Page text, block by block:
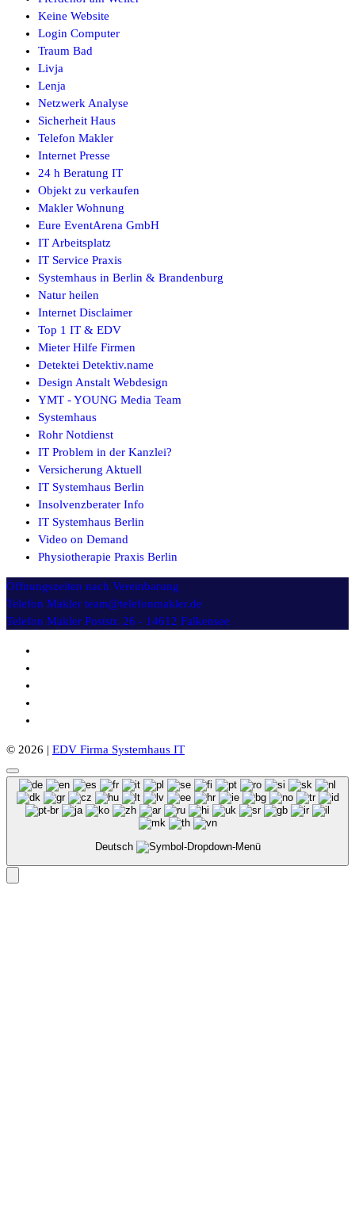
Keine Website
Login Computer
Traum Bad
Livja
Lenja
Netzwerk Analyse
Sicherheit Haus
Telefon Makler
Internet Presse
24 h Beratung IT
Objekt zu verkaufen
Makler Wohnung
Eure EventArena GmbH
IT Arbeitsplatz
IT Service Praxis
Systemhaus in Berlin & Brandenburg
Natur heilen
Internet Disclaimer
Top 1 IT & EDV
Mieter Hilfe Firmen
Detektei Detektiv.name
Design Anstalt Webdesign
YMT - YOUNG Media Team
Systemhaus
Rohr Notdienst
IT Problem in der Kanzlei?
Versicherung Aktuell
IT Systemhaus Berlin
Insolvenzberater Info
IT Systemhaus Berlin
Video on Demand
Physiotherapie Praxis Berlin
Öffnungszeiten nach Vereinbarung
Telefon Makler team@telefonmakler.de
Telefon Makler Poststr. 26 - 14612 Falkensee
© 2026 | EDV Firma Systemhaus IT
Deutsch